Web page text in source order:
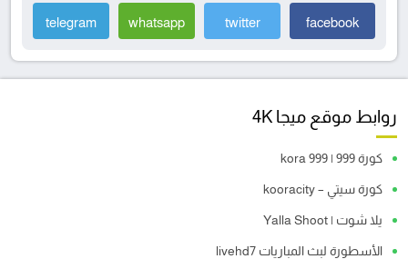
facebook
twitter
whatsapp
telegram
روابط موقع ميجا 4K
كورة 999 | kora 999
كورة سيتي – kooracity
يلا شوت | Yalla Shoot
الأسطورة لبث المباريات livehd7